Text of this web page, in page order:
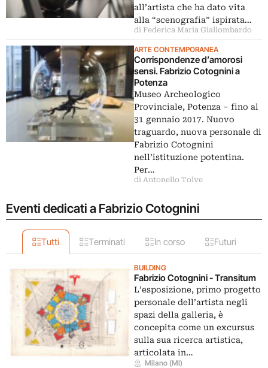
all’artista che ha dato vita
alla “scenografia” ispirata…
di Federica Maria Giallombardo
ARTE CONTEMPORANEA
Corrispondenze d’amorosi
sensi. Fabrizio Cotognini a
Potenza
Museo Archeologico
Provinciale, Potenza – fino al
31 gennaio 2017. Nuovo
traguardo, nuova personale di
Fabrizio Cotognini
nell’istituzione potentina.
Per…
di Antonello Tolve
Eventi dedicati a Fabrizio Cotognini
Tutti Terminati In corso Futuri
BUILDING
Fabrizio Cotognini - Transitum
L’esposizione, primo progetto
personale dell’artista negli
spazi della galleria, è
concepita come un excursus
sulla sua ricerca artistica,
articolata in…
Milano (MI)